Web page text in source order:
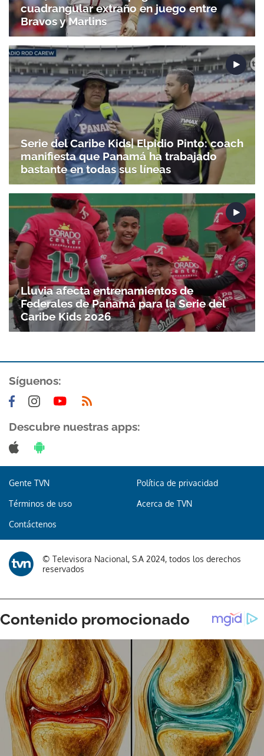
Gracias por suscribirte a nuestro boletín.
ACEPTAR
cuadrangular extraño en juego entre
Bravos y Marlins
Serie del Caribe Kids| Elpidio Pinto: coach
manifiesta que Panamá ha trabajado
bastante en todas sus líneas
Lluvia afecta entrenamientos de
Federales de Panamá para la Serie del
Caribe Kids 2026
Síguenos:
Descubre nuestras apps:
Gente TVN Política de privacidad
Términos de uso Acerca de TVN
Contáctenos
© Televisora Nacional, S.A 2024, todos los derechos
reservados